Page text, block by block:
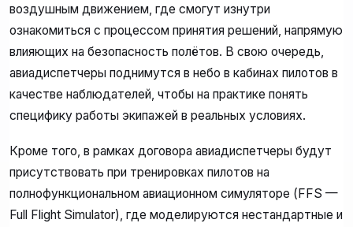
воздушным движением, где смогут изнутри
ознакомиться с процессом принятия решений, напрямую
влияющих на безопасность полётов. В свою очередь,
авиадиспетчеры поднимутся в небо в кабинах пилотов в
качестве наблюдателей, чтобы на практике понять
специфику работы экипажей в реальных условиях.
Кроме того, в рамках договора авиадиспетчеры будут
присутствовать при тренировках пилотов на
полнофункциональном авиационном симуляторе (FFS —
Full Flight Simulator), где моделируются нестандартные и